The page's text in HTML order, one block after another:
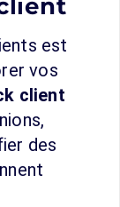
est
vos
client
des